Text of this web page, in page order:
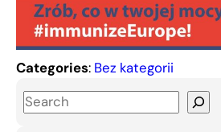
Categories: Bez kategorii
S